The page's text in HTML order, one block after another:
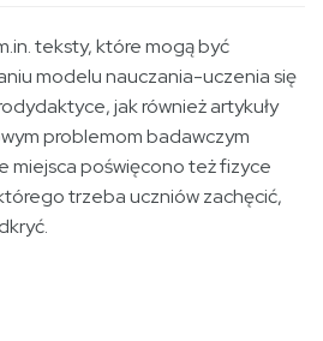
teksty, które mogą być
modelu nauczania-uczenia się
jak również artykuły
problemom badawczym
miejsca poświęcono też fizyce
trzeba uczniów zachęcić,